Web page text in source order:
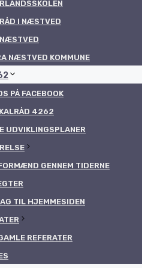
I NÆSTVED
NÆSTVED KOMMUNE
PÅ FACEBOOK
4262
UDVIKLINGSPLANER
GENNEM TIDERNE
TIL HJEMMESIDEN
REFERATER